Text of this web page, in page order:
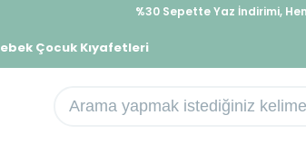
%30 Sepette Yaz İndirimi,
Çocuk Kıyafetleri